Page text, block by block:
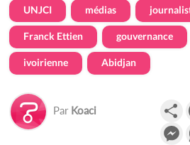
UNJCI médias
Franck Ettien gouvernance
ivoirienne Abidjan
Par Koaci